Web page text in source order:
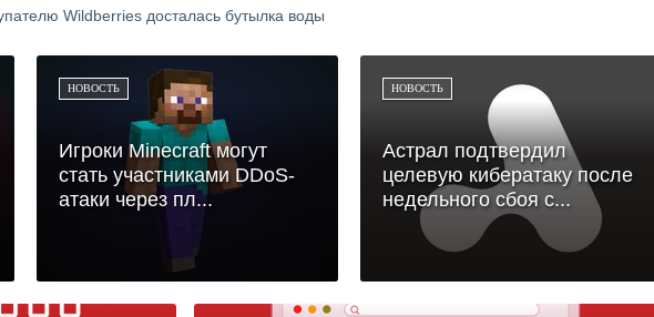
Wildberries досталась бутылка воды
НОВОСТЬ
Игроки Minecraft могут
стать участниками DDoS-
атаки через пл...
НОВОСТЬ
Астрал подтвердил
целевую кибератаку после
недельного сбоя с...